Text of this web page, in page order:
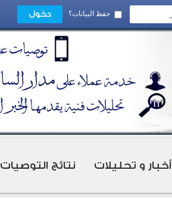
حفظ البيانات؟
أخبار و تحليلات نتائج التوصيات